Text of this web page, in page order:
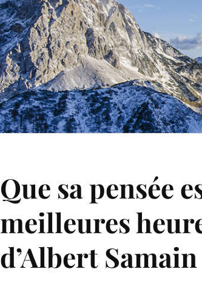
Que sa pensée
meilleures
d’Albert Samain